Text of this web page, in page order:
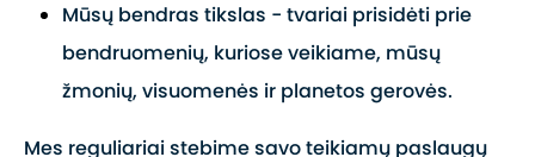
Mūsų bendras tikslas - tvariai prisidėti prie
bendruomenių, kuriose veikiame, mūsų
žmonių, visuomenės ir planetos gerovės.
Mes reguliariai stebime savo teikiamų paslaugų